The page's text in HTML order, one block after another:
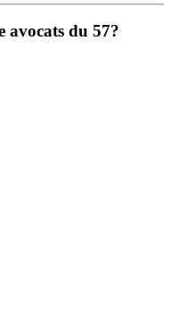
avocats du 57?